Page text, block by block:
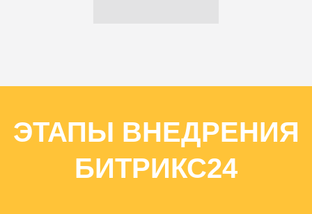
ЭТАПЫ ВНЕДРЕНИЯ
БИТРИКС24